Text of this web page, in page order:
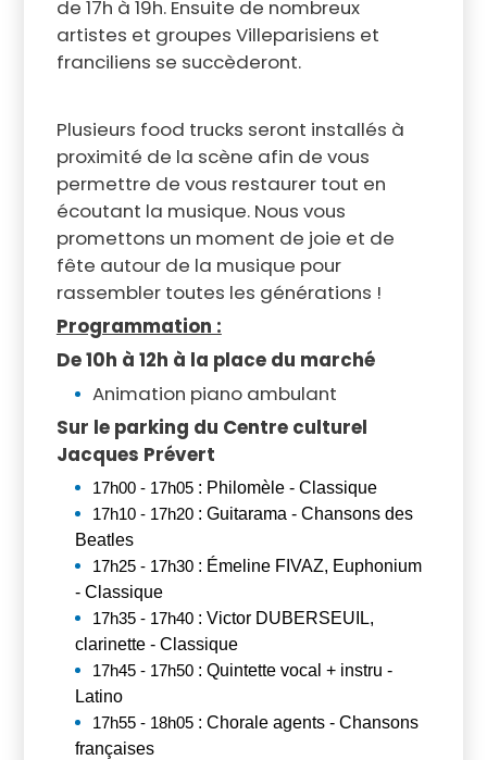
de 17h à 19h. Ensuite de nombreux
artistes et groupes Villeparisiens et
franciliens se succèderont.
Plusieurs food trucks seront installés à
proximité de la scène afin de vous
permettre de vous restaurer tout en
écoutant la musique. Nous vous
promettons un moment de joie et de
fête autour de la musique pour
rassembler toutes les générations !
Programmation :
De 10h à 12h à la place du marché
Animation piano ambulant
Sur le parking du Centre culturel
Jacques Prévert
17h00 - 17h05 : Philomèle - Classique
17h10 - 17h20 : Guitarama - Chansons des
Beatles
17h25 - 17h30 : Émeline FIVAZ, Euphonium
- Classique
17h35 - 17h40 : Victor DUBERSEUIL,
clarinette - Classique
17h45 - 17h50 : Quintette vocal + instru -
Latino
17h55 - 18h05 : Chorale agents - Chansons
françaises